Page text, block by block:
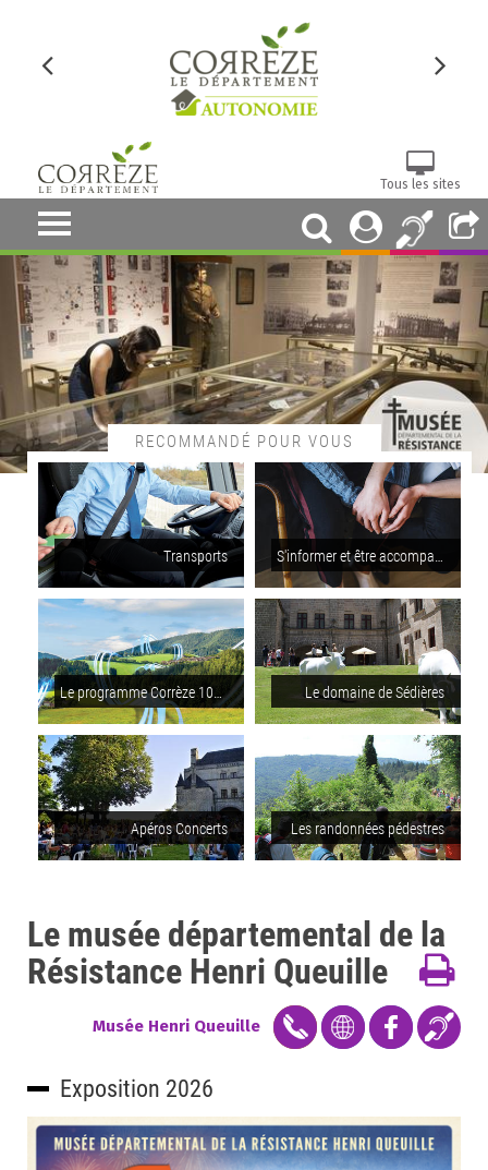
Tous les sites
RECOMMANDÉ POUR VOUS
Transports S'informer et être accompagné pour les personnes en situation de handicap
Le programme Corrèze 100% fibre Le domaine de Sédières
Apéros Concerts Les randonnées pédestres
Le musée départemental de la
Résistance Henri Queuille
Musée Henri Queuille
Exposition 2026